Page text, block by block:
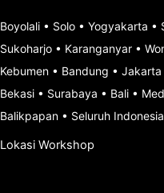
Boyolali • Solo • Yogyakarta •
Sukoharjo • Karanganyar •
Kebumen • Bandung • Jakarta
Bekasi • Surabaya • Bali •
Balikpapan • Seluruh Indonesia
Lokasi Workshop